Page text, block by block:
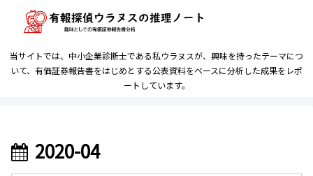
当サイトでは、中小企業診断士である私ウラヌスが、興味を持ったテーマにつ
いて、有価証券報告書をはじめとする公表資料をベースに分析した成果をレポ
ートしています。
2020-04